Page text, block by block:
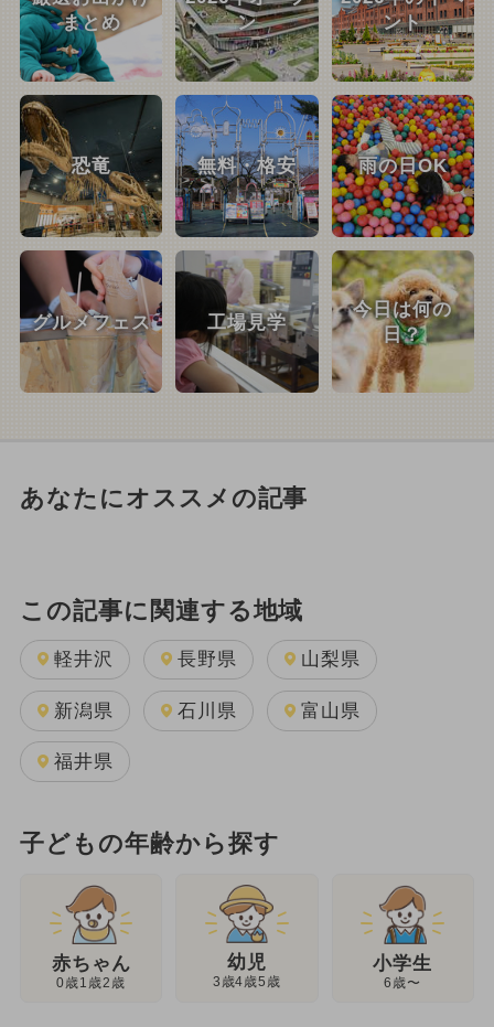
まとめ
ン
ント
恐竜 無料・格安 雨の日OK
グルメフェス 工場見学
今日は何の
日？
あなたにオススメの記事
この記事に関連する地域
軽井沢 長野県 山梨県
新潟県 石川県 富山県
福井県
子どもの年齢から探す
赤ちゃん
0歳1歳2歳
幼児
3歳4歳5歳
小学生
6歳〜